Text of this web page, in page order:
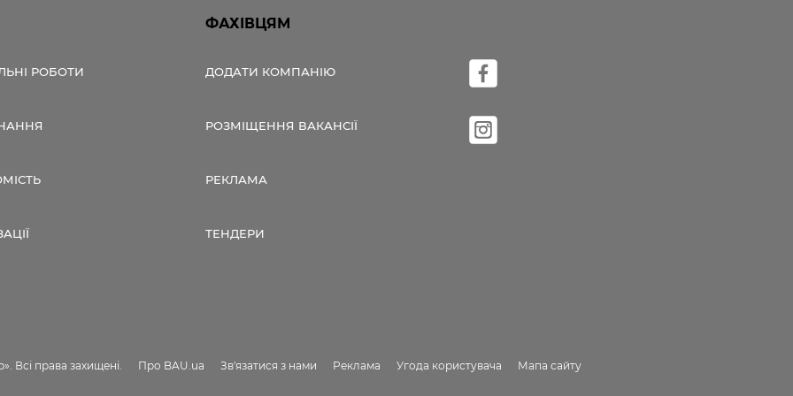
РОБОТИ
ФАХІВЦЯМ
ДОДАТИ КОМПАНІЮ
РОЗМІЩЕННЯ ВАКАНСІЇ
РЕКЛАМА
ТЕНДЕРИ
Всі права захищені. Про BAU.ua Зв'язатися з нами Реклама Угода користувача Мапа сайту